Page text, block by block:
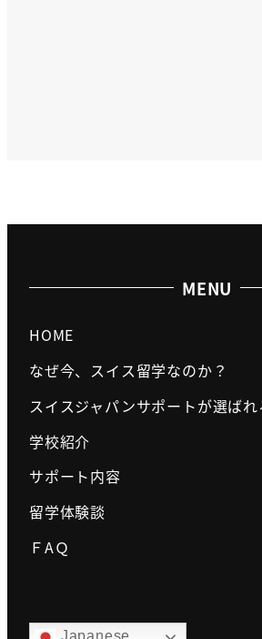
MENU
HOME
なぜ今、スイス留学なのか？
スイスジャパンサポートが選ば
学校紹介
サポート内容
留学体験談
ＦAＱ